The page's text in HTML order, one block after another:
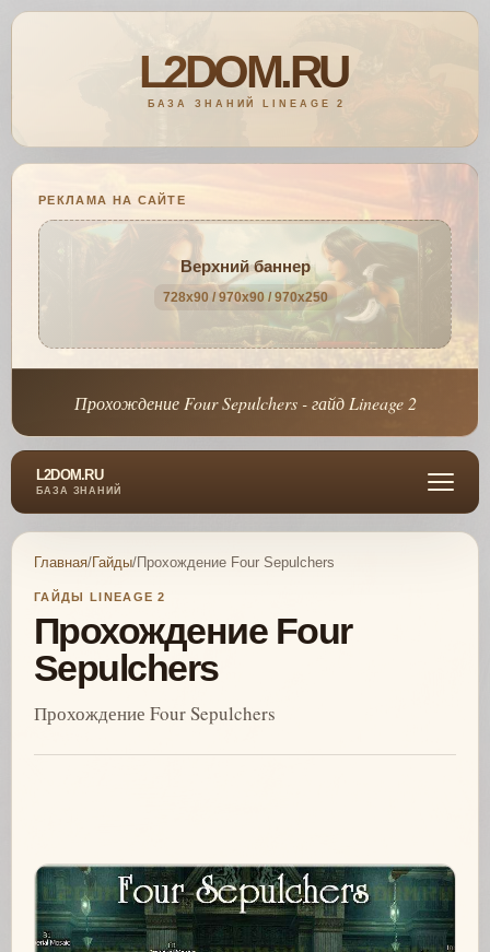
РЕКЛАМА НА САЙТЕ
Верхний баннер
728x90 / 970x90 / 970x250
Прохождение Four Sepulchers - гайд Lineage 2
L2DOM.RU
БАЗА ЗНАНИЙ
Главная/Гайды/Прохождение Four Sepulchers
ГАЙДЫ LINEAGE 2
Прохождение Four
Sepulchers
Прохождение Four Sepulchers